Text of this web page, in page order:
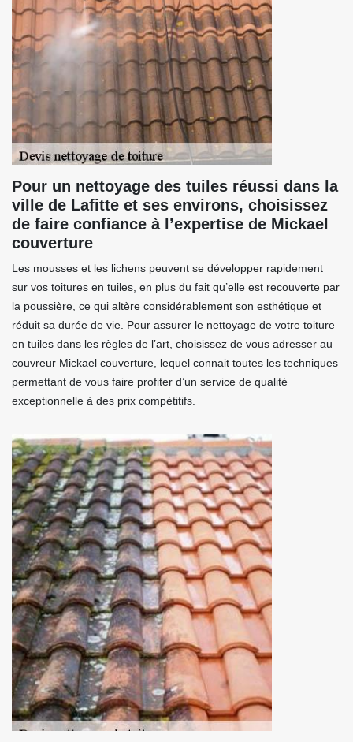
Pour un nettoyage des tuiles réussi dans la
ville de Lafitte et ses environs, choisissez
de faire confiance à l’expertise de Mickael
couverture
Les mousses et les lichens peuvent se développer rapidement
sur vos toitures en tuiles, en plus du fait qu’elle est recouverte par
la poussière, ce qui altère considérablement son esthétique et
réduit sa durée de vie. Pour assurer le nettoyage de votre toiture
en tuiles dans les règles de l’art, choisissez de vous adresser au
couvreur Mickael couverture, lequel connait toutes les techniques
permettant de vous faire profiter d’un service de qualité
exceptionnelle à des prix compétitifs.